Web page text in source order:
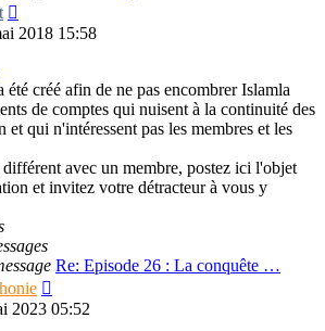
le
2018 15:58
été créé afin de ne pas encombrer Islamla
de comptes qui nuisent à la continuité des
et qui n'intéressent pas les membres et les
avec un membre, postez ici l'objet
et invitez votre détracteur à vous y
Re: Episode 26 : La conquête …
le
2023 05:52